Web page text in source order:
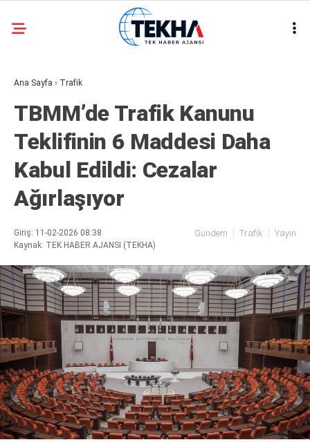
WhatsApp İhbar
Hattı
32.3
ASAYIŞ
GÜNDEM
GENEL
EKONOMI
SIYASET
DÜNYA
METEOROLOJI
SPOR
SERVISLER
Ana Sayfa › Trafik
TBMM’de Trafik Kanunu
Teklifinin 6 Maddesi Daha
Kabul Edildi: Cezalar
Ağırlaşıyor
Giriş: 11-02-2026 08:38
Kaynak: TEK HABER AJANSI (TEKHA)
Gündem Trafik Yayın